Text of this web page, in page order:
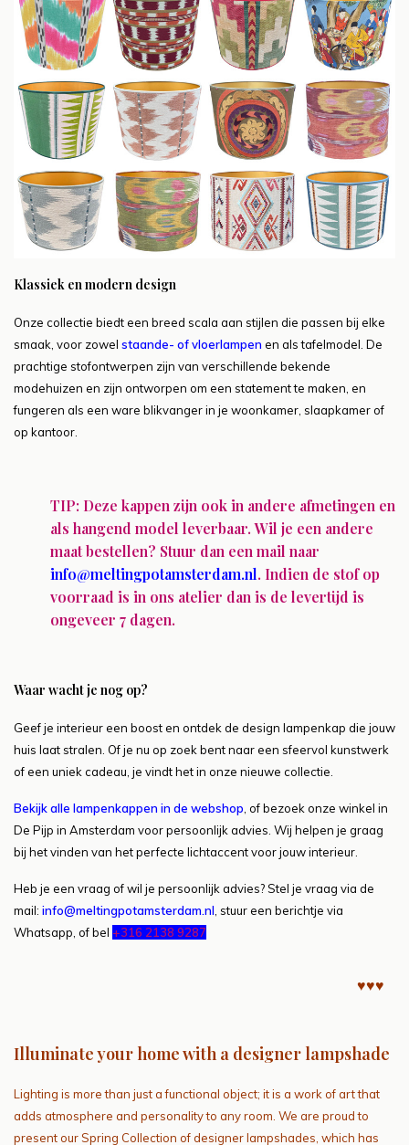
Klassiek en modern design
Onze collectie biedt een breed scala aan stijlen die passen bij elke
smaak, voor zowel staande- of vloerlampen en als tafelmodel. De
prachtige stofontwerpen zijn van verschillende bekende
modehuizen en zijn ontworpen om een statement te maken, en
fungeren als een ware blikvanger in je woonkamer, slaapkamer of
op kantoor.
TIP: Deze kappen zijn ook in andere afmetingen en
als hangend model leverbaar. Wil je een andere
maat bestellen? Stuur dan een mail naar
info@meltingpotamsterdam.nl. Indien de stof op
voorraad is in ons atelier dan is de levertijd is
ongeveer 7 dagen.
Waar wacht je nog op?
Geef je interieur een boost en ontdek de design lampenkap die jouw
huis laat stralen. Of je nu op zoek bent naar een sfeervol kunstwerk
of een uniek cadeau, je vindt het in onze nieuwe collectie.
Bekijk alle lampenkappen in de webshop , of bezoek onze winkel in
De Pijp in Amsterdam voor persoonlijk advies. Wij helpen je graag
bij het vinden van het perfecte lichtaccent voor jouw interieur.
Heb je een vraag of wil je persoonlijk advies? Stel je vraag via de
mail: info@meltingpotamsterdam.nl , stuur een berichtje via
Whatsapp, of bel +316 2138 9287
♥♥♥
Illuminate your home with a designer lampshade
Lighting is more than just a functional object; it is a work of art that
adds atmosphere and personality to any room. We are proud to
present our Spring Collection of designer lampshades, which has